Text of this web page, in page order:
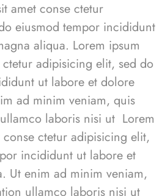
amet conse ctetur
eiusmod tempor incididunt
aliqua. Lorem ipsum
adipisicing elit, sed do
ut labore et dolore
ad minim veniam, quis
laboris nisi ut Lorem
ctetur adipisicing elit,
incididunt ut labore et
Ut enim ad minim veniam,
ullamco laboris nisi ut